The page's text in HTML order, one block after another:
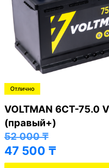
Отлично
VOLTMAN 6CT-75.0
(правый+)
52 000₸
47 500 ₸